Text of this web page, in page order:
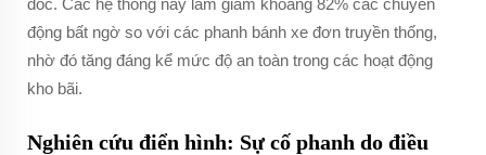
dốc. Các hệ thống này làm giảm khoảng 82% các chuyển
động bất ngờ so với các phanh bánh xe đơn truyền thống,
nhờ đó tăng đáng kể mức độ an toàn trong các hoạt động
kho bãi.
Nghiên cứu điển hình: Sự cố phanh do điều